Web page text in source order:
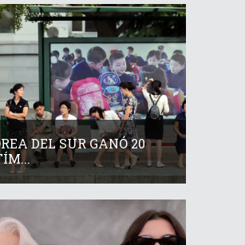
DEL SUR GANÓ 20